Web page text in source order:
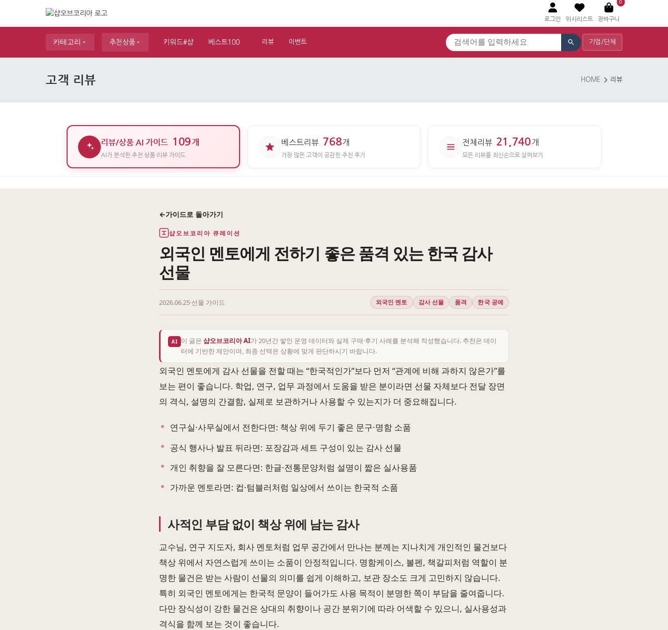
로그인 위시리스트
0
장바구니
카테고리 추천상품 키워드#샵 베스트100 리뷰 이벤트 기업/단체
고객 리뷰 HOME 리뷰
리뷰/상품 AI 가이드 109 개
AI가 분석한 추천 상품·리뷰 가이드
베스트리뷰 768개
가장 많은 고객이 공감한 추천 후기
전체리뷰 21,740개
모든 리뷰를 최신순으로 살펴보기
←가이드로 돌아가기
샵오브코리아 큐레이션
외국인 멘토에게 전하기 좋은 품격 있는 한국 감사
선물
2026.06.25·선물 가이드 외국인 멘토 감사 선물 품격 한국 공예
AI 이 글은샵오브코리아 AI가 20년간 쌓인 운영 데이터와 실제 구매·후기 사례를 분석해 작성했습니다. 추천은 데이
터에 기반한 제안이며, 최종 선택은 상황에 맞게 판단하시기 바랍니다.
외국인 멘토에게 감사 선물을 전할 때는 “한국적인가”보다 먼저 “관계에 비해 과하지 않은가”를
보는 편이 좋습니다. 학업, 연구, 업무 과정에서 도움을 받은 분이라면 선물 자체보다 전달 장면
의 격식, 설명의 간결함, 실제로 보관하거나 사용할 수 있는지가 더 중요해집니다.
연구실·사무실에서 전한다면: 책상 위에 두기 좋은 문구·명함 소품
공식 행사나 발표 뒤라면: 포장감과 세트 구성이 있는 감사 선물
개인 취향을 잘 모른다면: 한글·전통문양처럼 설명이 짧은 실사용품
가까운 멘토라면: 컵·텀블러처럼 일상에서 쓰이는 한국적 소품
사적인 부담 없이 책상 위에 남는 감사
교수님, 연구 지도자, 회사 멘토처럼 업무 공간에서 만나는 분께는 지나치게 개인적인 물건보다
책상 위에서 자연스럽게 쓰이는 소품이 안정적입니다. 명함케이스, 볼펜, 책갈피처럼 역할이 분
명한 물건은 받는 사람이 선물의 의미를 쉽게 이해하고, 보관 장소도 크게 고민하지 않습니다.
특히 외국인 멘토에게는 한국적 문양이 들어가도 사용 목적이 분명한 쪽이 부담을 줄여줍니다.
다만 장식성이 강한 물건은 상대의 취향이나 공간 분위기에 따라 어색할 수 있으니, 실사용성과
격식을 함께 보는 것이 좋습니다.